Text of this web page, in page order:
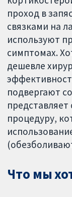
проход в
связками на
используют
симптомах.
дешевле
подвергают
процедуру,
Что мы